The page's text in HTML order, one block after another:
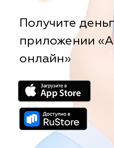
Получите
приложении
онлайн»